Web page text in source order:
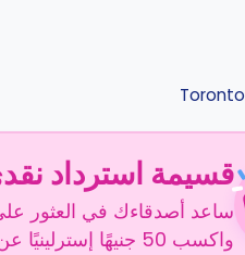
Toronto
قسيمة استرداد نقدي حصرية
ساعد أصدقاءك في العثور
واكسب 50 جنيهًا إسترلينيًا عن كل حجز ناجح!